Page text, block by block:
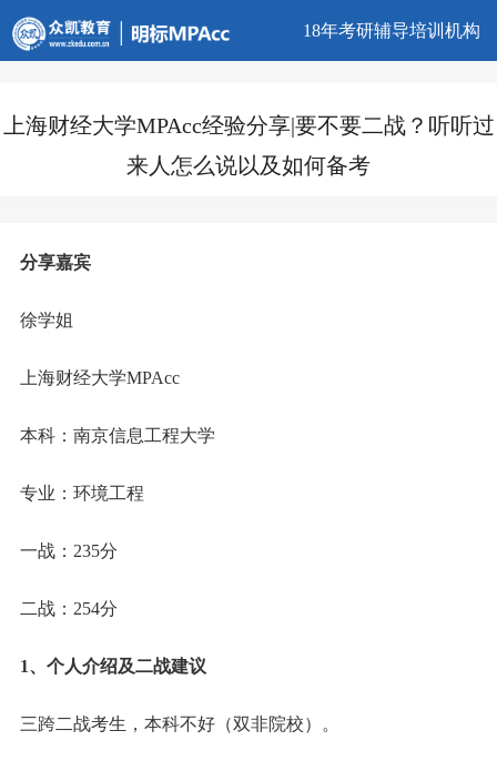
18年考研辅导培训机构
上海财经大学MPAcc经验分享|要不要二战？听听过
来人怎么说以及如何备考
分享嘉宾
徐学姐
上海财经大学MPAcc
本科：南京信息工程大学
专业：环境工程
一战：235分
二战：254分
1、个人介绍及二战建议
三跨二战考生，本科不好（双非院校）。